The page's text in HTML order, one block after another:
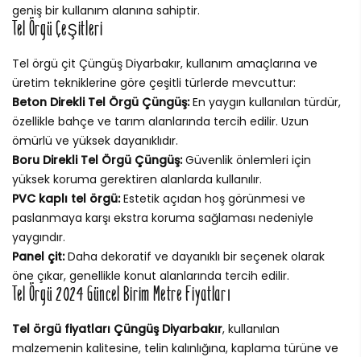
geniş bir kullanım alanına sahiptir.
Tel Örgü Çeşitleri
Tel örgü çit Çüngüş Diyarbakır, kullanım amaçlarına ve
üretim tekniklerine göre çeşitli türlerde mevcuttur:
Beton Direkli Tel Örgü Çüngüş:En yaygın kullanılan türdür,
özellikle bahçe ve tarım alanlarında tercih edilir. Uzun
ömürlü ve yüksek dayanıklıdır.
Boru Direkli Tel Örgü Çüngüş:Güvenlik önlemleri için
yüksek koruma gerektiren alanlarda kullanılır.
PVC kaplı tel örgü:Estetik açıdan hoş görünmesi ve
paslanmaya karşı ekstra koruma sağlaması nedeniyle
yaygındır.
Panel çit:Daha dekoratif ve dayanıklı bir seçenek olarak
öne çıkar, genellikle konut alanlarında tercih edilir.
Tel Örgü 2024 Güncel Birim Metre Fiyatları
Tel örgü fiyatları Çüngüş Diyarbakır, kullanılan
malzemenin kalitesine, telin kalınlığına, kaplama türüne ve